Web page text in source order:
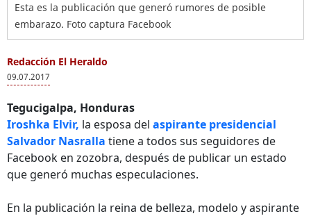
Esta es la publicación que generó rumores de posible
embarazo. Foto captura Facebook
Redacción El Heraldo
09.07.2017
Tegucigalpa, Honduras
Iroshka Elvir, la esposa del aspirante presidencial
Salvador Nasralla tiene a todos sus seguidores de
Facebook en zozobra, después de publicar un estado
que generó muchas especulaciones.
En la publicación la reina de belleza, modelo y aspirante